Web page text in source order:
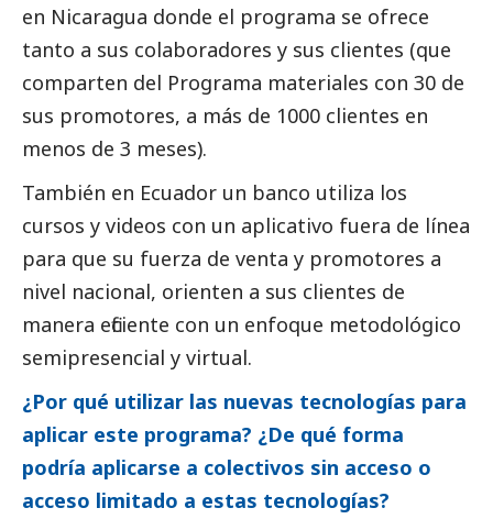
en Nicaragua donde el programa se ofrece
tanto a sus colaboradores y sus clientes (que
comparten del Programa materiales con 30 de
sus promotores, a más de 1000 clientes en
menos de 3 meses).
También en Ecuador un banco utiliza los
cursos y videos con un aplicativo fuera de línea
para que su fuerza de venta y promotores a
nivel nacional, orienten a sus clientes de
manera eficiente con un enfoque metodológico
semipresencial y virtual.
¿Por qué utilizar las nuevas tecnologías para
aplicar este programa? ¿De qué forma
podría aplicarse a colectivos sin acceso o
acceso limitado a estas tecnologías?